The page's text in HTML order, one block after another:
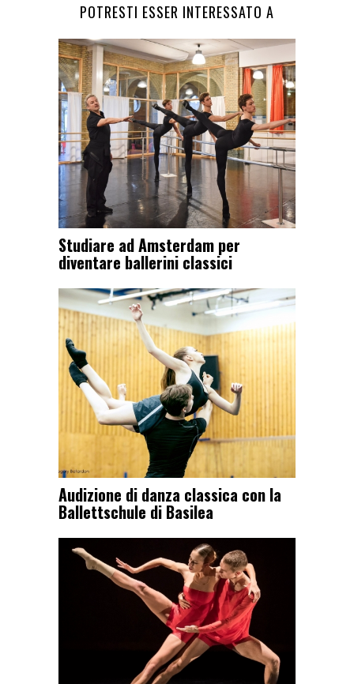
POTRESTI ESSER INTERESSATO A
Studiare ad Amsterdam per
diventare ballerini classici
Audizione di danza classica con la
Ballettschule di Basilea